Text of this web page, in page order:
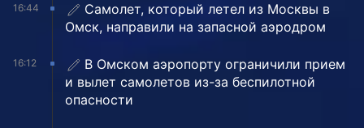
16:44
Самолет, который летел из Москвы в
Омск, направили на запасной аэродром
16:12
В Омском аэропорту ограничили прием
и вылет самолетов из-за беспилотной
опасности